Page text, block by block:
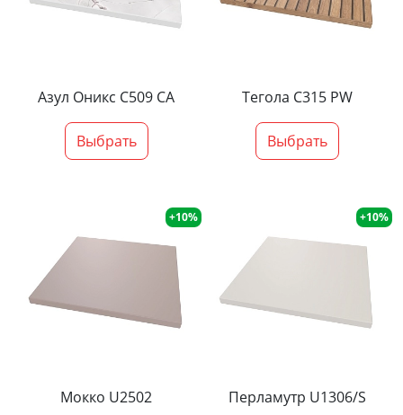
Азул Оникс С509 СА
Выбрать
Тегола С315 PW
Выбрать
+10%
Мокко U2502
+10%
Перламутр U1306/S